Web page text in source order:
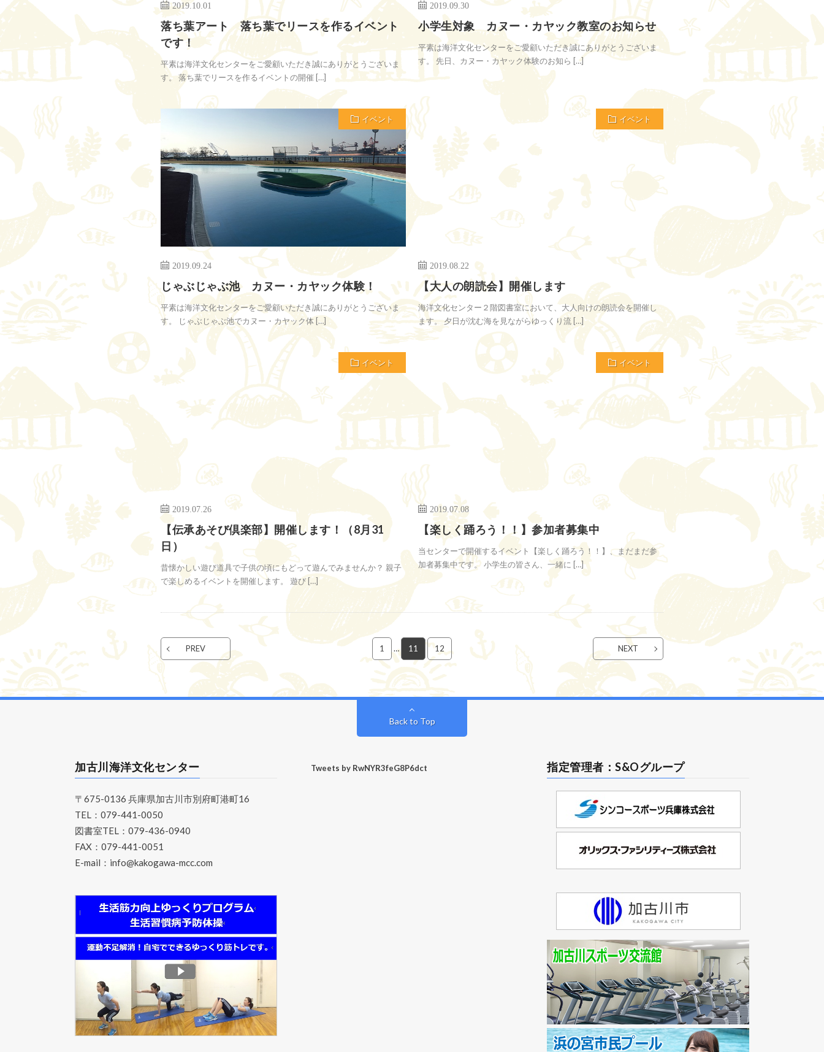
2019.10.01
落ち葉アート 落ち葉でリースを作るイベント
です！
平素は海洋文化センターをご愛顧いただき誠にありがとうございま
す。 落ち葉でリースを作るイベントの開催 […]
2019.09.30
小学生対象 カヌー・カヤック教室のお知らせ
平素は海洋文化センターをご愛顧いただき誠にありがとうございま
す。 先日、カヌー・カヤック体験のお知ら […]
イベント
2019.09.24
じゃぶじゃぶ池 カヌー・カヤック体験！
平素は海洋文化センターをご愛顧いただき誠にありがとうございま
す。 じゃぶじゃぶ池でカヌー・カヤック体 […]
イベント
2019.08.22
【大人の朗読会】開催します
海洋文化センター２階図書室において、大人向けの朗読会を開催し
ます。 夕日が沈む海を見ながらゆっくり流 […]
イベント
2019.07.26
【伝承あそび倶楽部】開催します！（8月31
日）
昔懐かしい遊び道具で子供の頃にもどって遊んでみませんか？ 親子
で楽しめるイベントを開催します。 遊び […]
イベント
2019.07.08
【楽しく踊ろう！！】参加者募集中
当センターで開催するイベント【楽しく踊ろう！！】、まだまだ参
加者募集中です。 小学生の皆さん、一緒に […]
PREV 1 … 11 12 NEXT
Back to Top
加古川海洋文化センター
〒675-0136 兵庫県加古川市別府町港町16
TEL：079-441-0050
図書室TEL：079-436-0940
FAX：079-441-0051
E-mail： info@kakogawa-mcc.com
Tweets by RwNYR3feG8P6dct 指定管理者：S&Oグループ